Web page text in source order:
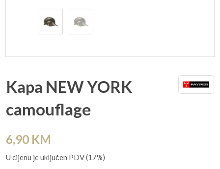
Kapa NEW YORK
camouflage
6,90 KM
U cijenu je uključen PDV (17%)